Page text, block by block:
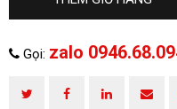
Gọi: zalo